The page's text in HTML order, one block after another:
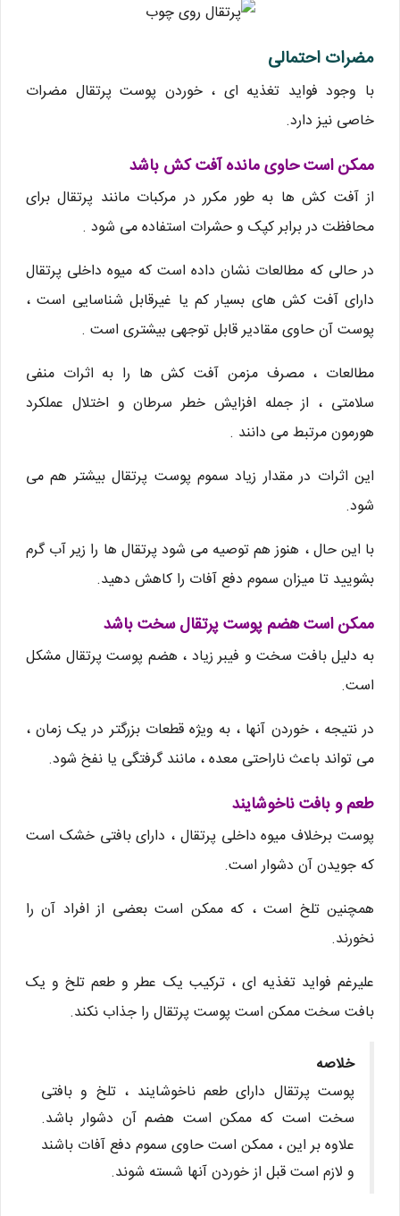
مضرات احتمالی
با وجود فواید تغذیه ای ، خوردن پوست پرتقال مضرات
خاصی نیز دارد.
ممکن است حاوی مانده آفت کش باشد
از آفت کش ها به طور مکرر در مرکبات مانند پرتقال برای
محافظت در برابر کپک و حشرات استفاده می شود .
در حالی که مطالعات نشان داده است که میوه داخلی پرتقال
دارای آفت کش های بسیار کم یا غیرقابل شناسایی است ،
پوست آن حاوی مقادیر قابل توجهی بیشتری است .
مطالعات ، مصرف مزمن آفت کش ها را به اثرات منفی
سلامتی ، از جمله افزایش خطر سرطان و اختلال عملکرد
هورمون مرتبط می دانند .
این اثرات در مقدار زیاد سموم پوست پرتقال بیشتر هم می
شود.
با این حال ، هنوز هم توصیه می شود پرتقال ها را زیر آب گرم
بشویید تا میزان سموم دفع آفات را کاهش دهید.
ممکن است هضم پوست پرتقال سخت باشد
به دلیل بافت سخت و فیبر زیاد ، هضم پوست پرتقال مشکل
است.
در نتیجه ، خوردن آنها ، به ویژه قطعات بزرگتر در یک زمان ،
می تواند باعث ناراحتی معده ، مانند گرفتگی یا نفخ شود.
طعم و بافت ناخوشایند
پوست برخلاف میوه داخلی پرتقال ، دارای بافتی خشک است
که جویدن آن دشوار است.
همچنین تلخ است ، که ممکن است بعضی از افراد آن را
نخورند.
علیرغم فواید تغذیه ای ، ترکیب یک عطر و طعم تلخ و یک
بافت سخت ممکن است پوست پرتقال را جذاب نکند.
خلاصه
پوست پرتقال دارای طعم ناخوشایند ، تلخ و بافتی
سخت است که ممکن است هضم آن دشوار باشد.
علاوه بر این ، ممکن است حاوی سموم دفع آفات باشند
و لازم است قبل از خوردن آنها شسته شوند.